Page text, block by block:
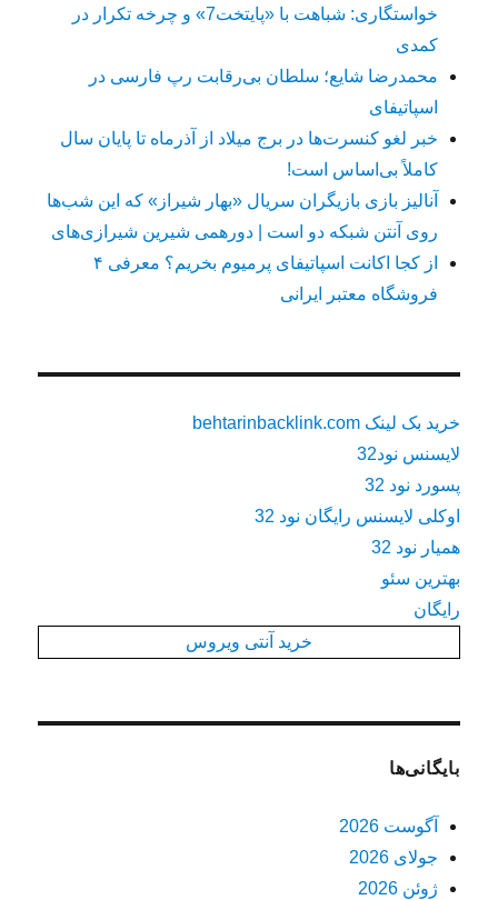
خواستگاری: شباهت با «پایتخت7» و چرخه تکرار در
کمدی
محمدرضا شایع؛ سلطان بی‌رقابت رپ فارسی در
اسپاتیفای
خبر لغو کنسرت‌ها در برج میلاد از آذرماه تا پایان سال
کاملاً بی‌اساس است!
آنالیز بازی بازیگران سریال «بهار شیراز» که این شب‌ها
روی آنتن شبکه دو است | دورهمی شیرین شیرازی‌های
از کجا اکانت اسپاتیفای پرمیوم بخریم؟ معرفی ۴
فروشگاه معتبر ایرانی
خرید بک لینک behtarinbacklink.com
لایسنس نود32
پسورد نود 32
اوکلی لایسنس رایگان نود 32
همیار نود 32
بهترین سئو
رایگان
خرید آنتی ویروس
بایگانی‌ها
آگوست 2026
جولای 2026
ژوئن 2026